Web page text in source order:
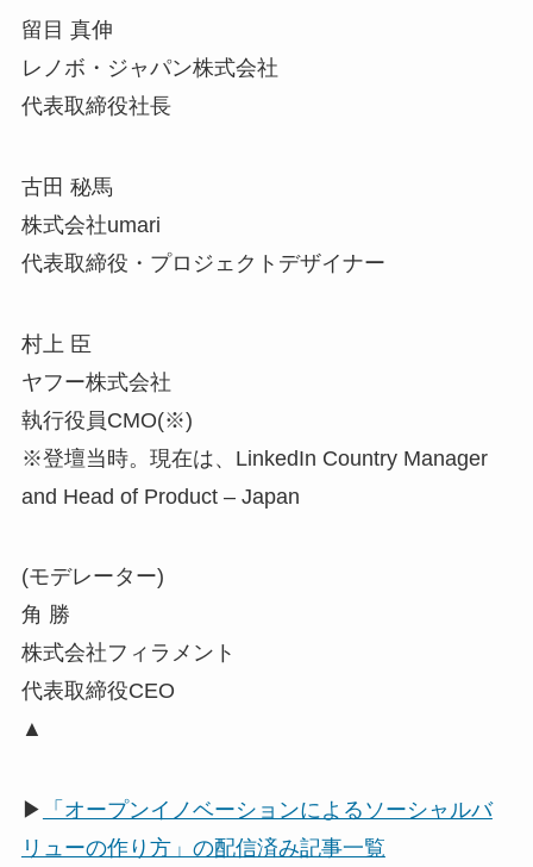
留目 真伸
レノボ・ジャパン株式会社
代表取締役社長
古田 秘馬
株式会社umari
代表取締役・プロジェクトデザイナー
村上 臣
ヤフー株式会社
執行役員CMO(※)
※登壇当時。現在は、LinkedIn Country Manager
and Head of Product – Japan
(モデレーター)
角 勝
株式会社フィラメント
代表取締役CEO
▲
▶
「オープンイノベーションによるソーシャルバ
リューの作り方」の配信済み記事一覧